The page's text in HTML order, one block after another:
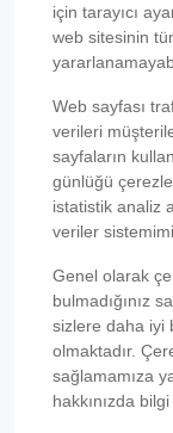
için tarayıcı
web sitesinin
Web sayfası
verileri
sayfaların
günlüğü
istatistik analiz
veriler
Genel olarak
bulmadığınız
sizlere daha iyi
olmaktadır.
sağlamamıza
hakkınızda